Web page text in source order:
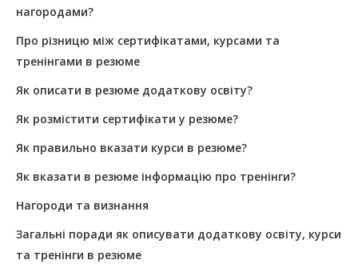
нагородами?
Про різницю між сертифікатами, курсами та
тренінгами в резюме
Як описати в резюме додаткову освіту?
Як розмістити сертифікати у резюме?
Як правильно вказати курси в резюме?
Як вказати в резюме інформацію про тренінги?
Нагороди та визнання
Загальні поради як описувати додаткову освіту, курси
та тренінги в резюме